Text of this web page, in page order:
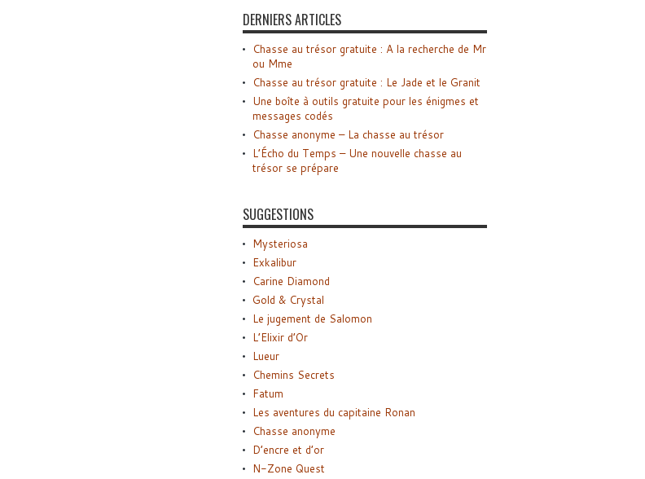
DERNIERS ARTICLES
Chasse au trésor gratuite : A la recherche de Mr
ou Mme
Chasse au trésor gratuite : Le Jade et le Granit
Une boîte à outils gratuite pour les énigmes et
messages codés
Chasse anonyme – La chasse au trésor
L’Écho du Temps – Une nouvelle chasse au
trésor se prépare
SUGGESTIONS
Mysteriosa
Exkalibur
Carine Diamond
Gold & Crystal
Le jugement de Salomon
L’Elixir d’Or
Lueur
Chemins Secrets
Fatum
Les aventures du capitaine Ronan
Chasse anonyme
D’encre et d’or
N-Zone Quest